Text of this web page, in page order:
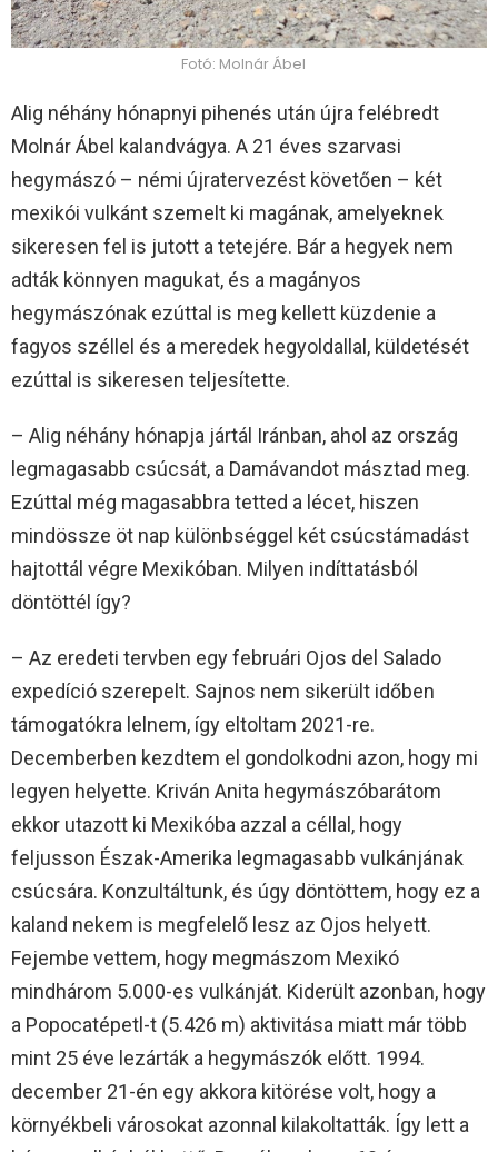
Fotó: Molnár Ábel
Alig néhány hónapnyi pihenés után újra felébredt
Molnár Ábel kalandvágya. A 21 éves szarvasi
hegymászó – némi újratervezést követően – két
mexikói vulkánt szemelt ki magának, amelyeknek
sikeresen fel is jutott a tetejére. Bár a hegyek nem
adták könnyen magukat, és a magányos
hegymászónak ezúttal is meg kellett küzdenie a
fagyos széllel és a meredek hegyoldallal, küldetését
ezúttal is sikeresen teljesítette.
– Alig néhány hónapja jártál Iránban, ahol az ország
legmagasabb csúcsát, a Damávandot másztad meg.
Ezúttal még magasabbra tetted a lécet, hiszen
mindössze öt nap különbséggel két csúcstámadást
hajtottál végre Mexikóban. Milyen indíttatásból
döntöttél így?
– Az eredeti tervben egy februári Ojos del Salado
expedíció szerepelt. Sajnos nem sikerült időben
támogatókra lelnem, így eltoltam 2021-re.
Decemberben kezdtem el gondolkodni azon, hogy mi
legyen helyette. Kriván Anita hegymászóbarátom
ekkor utazott ki Mexikóba azzal a céllal, hogy
feljusson Észak-Amerika legmagasabb vulkánjának
csúcsára. Konzultáltunk, és úgy döntöttem, hogy ez a
kaland nekem is megfelelő lesz az Ojos helyett.
Fejembe vettem, hogy megmászom Mexikó
mindhárom 5.000-es vulkánját. Kiderült azonban, hogy
a Popocatépetl-t (5.426 m) aktivitása miatt már több
mint 25 éve lezárták a hegymászók előtt. 1994.
december 21-én egy akkora kitörése volt, hogy a
környékbeli városokat azonnal kilakoltatták. Így lett a